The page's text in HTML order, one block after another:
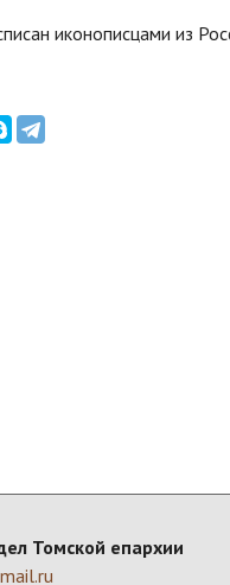
иконописцами из
Томской епархии